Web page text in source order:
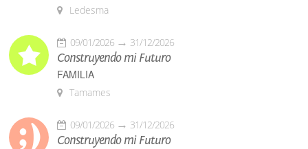
Ledesma
09/01/2026 31/12/2026
Construyendo mi Futuro
FAMILIA
Tamames
09/01/2026 31/12/2026
Construyendo mi Futuro